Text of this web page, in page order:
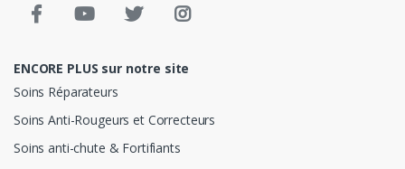
ENCORE PLUS sur notre site
Soins Réparateurs
Soins Anti-Rougeurs et Correcteurs
Soins anti-chute & Fortifiants